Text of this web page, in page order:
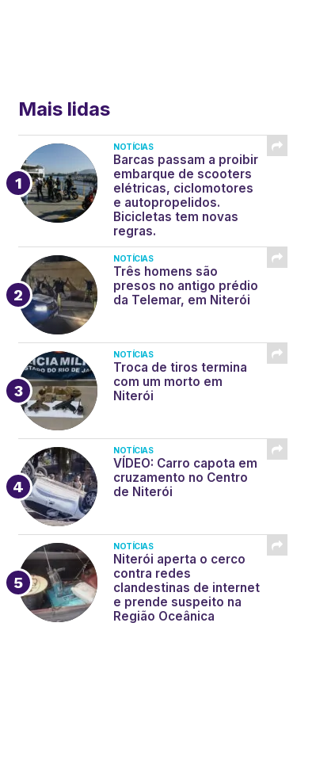
Mais lidas
NOTÍCIAS
Barcas passam a proibir
embarque de scooters
elétricas, ciclomotores
e autopropelidos.
Bicicletas tem novas
regras.
NOTÍCIAS
Três homens são
presos no antigo prédio
da Telemar, em Niterói
NOTÍCIAS
Troca de tiros termina
com um morto em
Niterói
NOTÍCIAS
VÍDEO: Carro capota em
cruzamento no Centro
de Niterói
NOTÍCIAS
Niterói aperta o cerco
contra redes
clandestinas de internet
e prende suspeito na
Região Oceânica